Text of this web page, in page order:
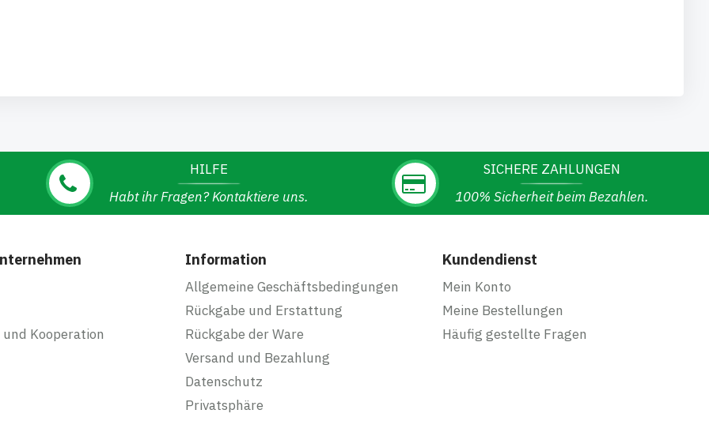
HILFE
Habt ihr Fragen? Kontaktiere uns.
SICHERE ZAHLUNGEN
100% Sicherheit beim Bezahlen.
Kooperation
Information
Allgemeine Geschäftsbedingungen
Rückgabe und Erstattung
Rückgabe der Ware
Versand und Bezahlung
Datenschutz
Privatsphäre
Kundendienst
Mein Konto
Meine Bestellungen
Häufig gestellte Fragen